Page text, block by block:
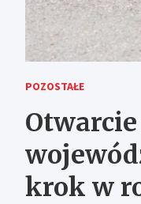
POZOSTAŁE
krok w